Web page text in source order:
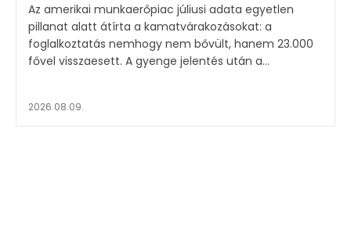
Az amerikai munkaerőpiac júliusi adata egyetlen
pillanat alatt átírta a kamatvárakozásokat: a
foglalkoztatás nemhogy nem bővült, hanem 23.000
fővel visszaesett. A gyenge jelentés után a...
2026.08.09.